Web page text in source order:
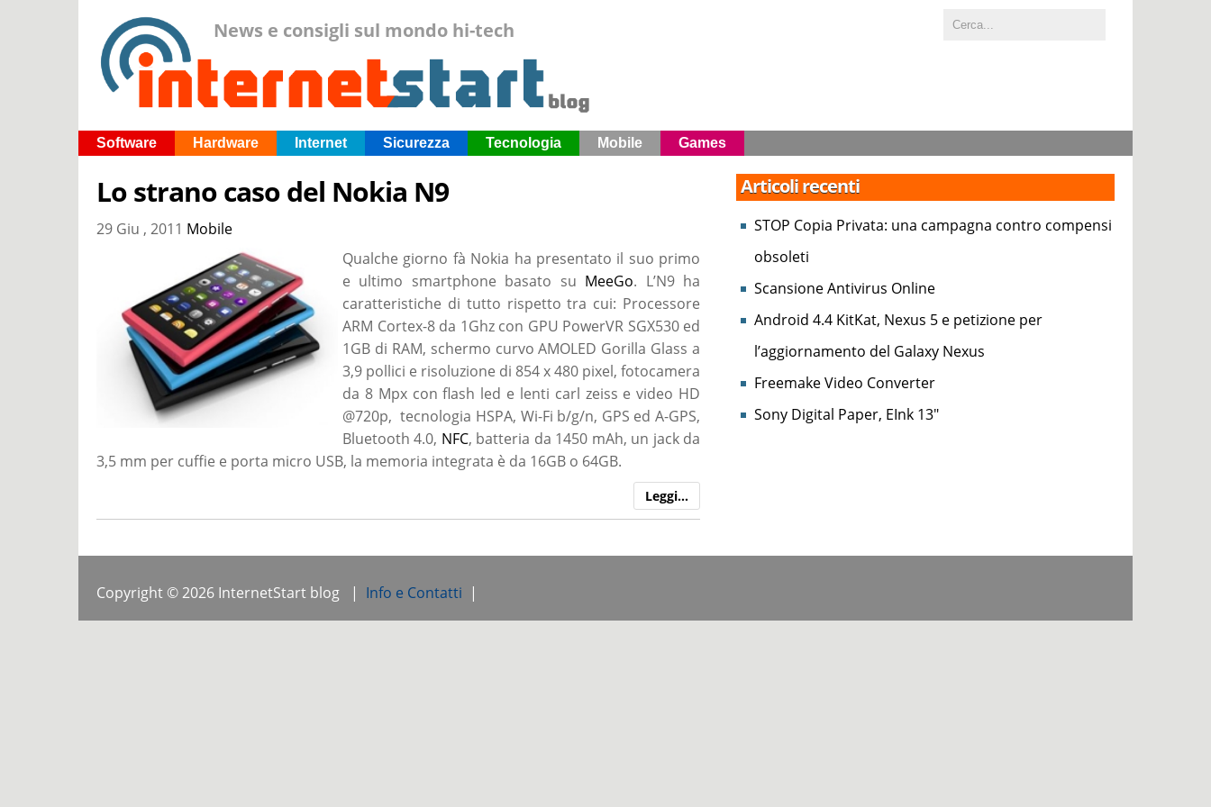
News e consigli sul mondo hi-tech
Software Hardware Internet Sicurezza Tecnologia Mobile Games
Lo strano caso del Nokia N9
29 Giu , 2011 Mobile
Qualche giorno fà Nokia ha presentato il suo primo
e ultimo smartphone basato su MeeGo. L’N9 ha
caratteristiche di tutto rispetto tra cui: Processore
ARM Cortex-8 da 1Ghz con GPU PowerVR SGX530 ed
1GB di RAM, schermo curvo AMOLED Gorilla Glass a
3,9 pollici e risoluzione di 854 x 480 pixel, fotocamera
da 8 Mpx con flash led e lenti carl zeiss e video HD
@720p, tecnologia HSPA, Wi-Fi b/g/n, GPS ed A-GPS,
Bluetooth 4.0, NFC, batteria da 1450 mAh, un jack da
3,5 mm per cuffie e porta micro USB, la memoria integrata è da 16GB o 64GB.
Leggi…
Articoli recenti
STOP Copia Privata: una campagna contro compensi
obsoleti
Scansione Antivirus Online
Android 4.4 KitKat, Nexus 5 e petizione per
l’aggiornamento del Galaxy Nexus
Freemake Video Converter
Sony Digital Paper, EInk 13″
Copyright © 2026 InternetStart blog | Info e Contatti |